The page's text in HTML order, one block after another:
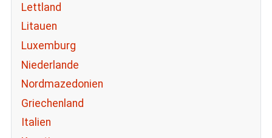
Lettland
Litauen
Luxemburg
Niederlande
Nordmazedonien
Griechenland
Italien